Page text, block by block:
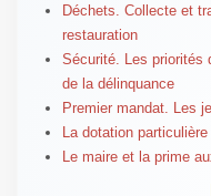
Déchets. Collecte et
restauration
Sécurité. Les priorités
de la délinquance
Premier mandat. Les
La dotation
Le maire et la prime